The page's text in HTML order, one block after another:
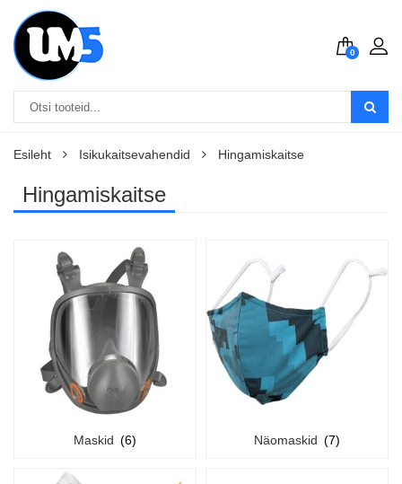
0
Esileht Isikukaitsevahendid Hingamiskaitse
Hingamiskaitse
Maskid (6) Näomaskid (7)